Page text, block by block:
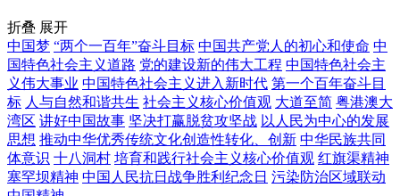
折叠 展开
中国梦 “两个一百年”奋斗目标 中国共产党人的初心和使命 中
国特色社会主义道路 党的建设新的伟大工程 中国特色社会主
义伟大事业 中国特色社会主义进入新时代 第一个百年奋斗目
标 人与自然和谐共生 社会主义核心价值观 大道至简 粤港澳大
湾区 讲好中国故事 坚决打赢脱贫攻坚战 以人民为中心的发展
思想 推动中华优秀传统文化创造性转化、创新 中华民族共同
体意识 十八洞村 培育和践行社会主义核心价值观 红旗渠精神
塞罕坝精神 中国人民抗日战争胜利纪念日 污染防治区域联动